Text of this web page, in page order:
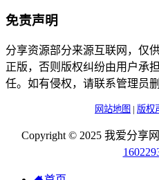
免责声明
分享资源部分来源互联网，仅
正版，否则版权纠纷由用户承
任。如有侵权，请联系管理员删
网站地图 | 版权
Copyright © 2025 我爱分享